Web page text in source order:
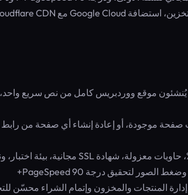
موقع ووردبريس كامل من نص سريع واحد،
المنتجات والمخزون وإتمام الشراء محسّن